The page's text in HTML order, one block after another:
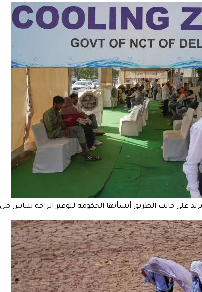
جانب الطريق أنشأتها الحكومة لتوفير الراحة للناس من حرارة